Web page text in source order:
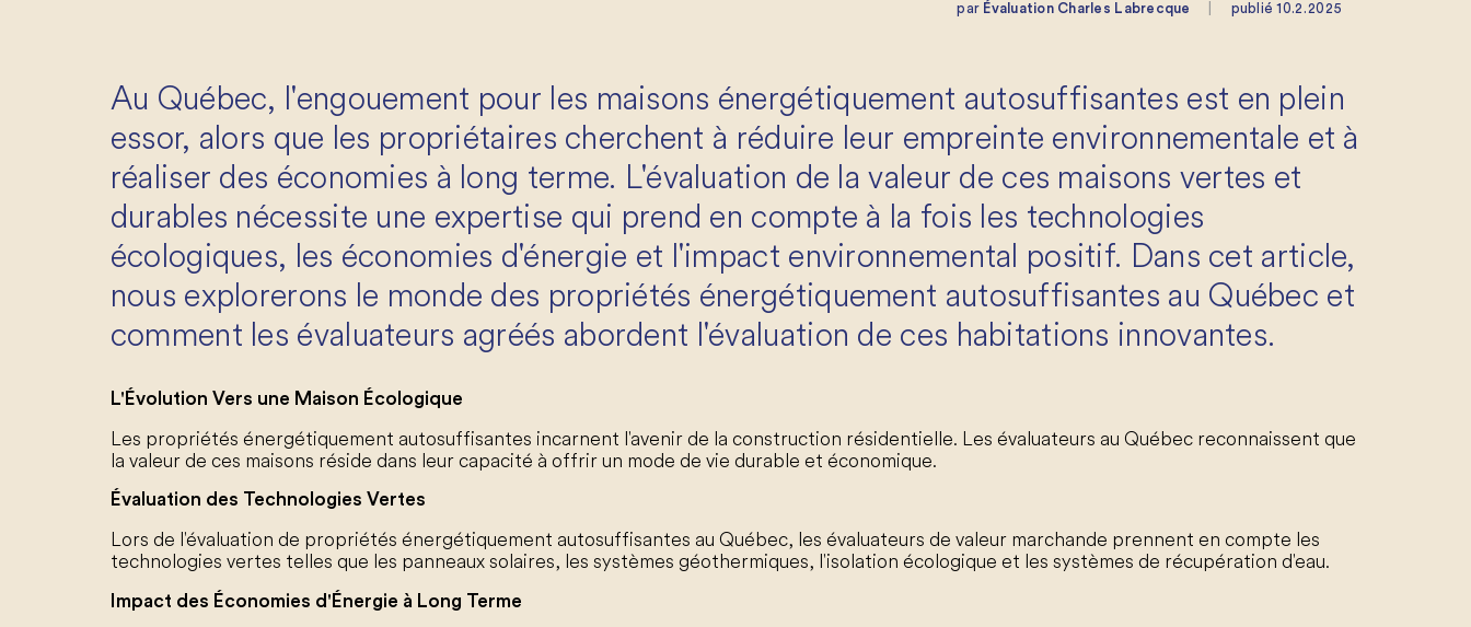
par Évaluation Charles Labrecque publié10.2.2025
Au Québec, l'engouement pour les maisons énergétiquement autosuffisantes est en plein
essor, alors que les propriétaires cherchent à réduire leur empreinte environnementale et à
réaliser des économies à long terme. L'évaluation de la valeur de ces maisons vertes et
durables nécessite une expertise qui prend en compte à la fois les technologies
écologiques, les économies d'énergie et l'impact environnemental positif. Dans cet article,
nous explorerons le monde des propriétés énergétiquement autosuffisantes au Québec et
comment les évaluateurs agréés abordent l'évaluation de ces habitations innovantes.
L'Évolution Vers une Maison Écologique
Les propriétés énergétiquement autosuffisantes incarnent l'avenir de la construction résidentielle. Les évaluateurs au Québec reconnaissent que
la valeur de ces maisons réside dans leur capacité à offrir un mode de vie durable et économique.
Évaluation des Technologies Vertes
Lors de l'évaluation de propriétés énergétiquement autosuffisantes au Québec, les évaluateurs de valeur marchande prennent en compte les
technologies vertes telles que les panneaux solaires, les systèmes géothermiques, l'isolation écologique et les systèmes de récupération d'eau.
Impact des Économies d'Énergie à Long Terme